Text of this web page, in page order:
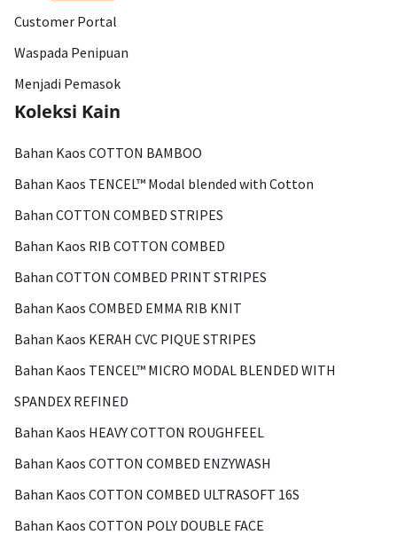
Customer Portal
Waspada Penipuan
Menjadi Pemasok
Koleksi Kain
Bahan Kaos COTTON BAMBOO
Bahan Kaos TENCEL™ Modal blended with Cotton
Bahan COTTON COMBED STRIPES
Bahan Kaos RIB COTTON COMBED
Bahan COTTON COMBED PRINT STRIPES
Bahan Kaos COMBED EMMA RIB KNIT
Bahan Kaos KERAH CVC PIQUE STRIPES
Bahan Kaos TENCEL™ MICRO MODAL BLENDED WITH
SPANDEX REFINED
Bahan Kaos HEAVY COTTON ROUGHFEEL
Bahan Kaos COTTON COMBED ENZYWASH
Bahan Kaos COTTON COMBED ULTRASOFT 16S
Bahan Kaos COTTON POLY DOUBLE FACE